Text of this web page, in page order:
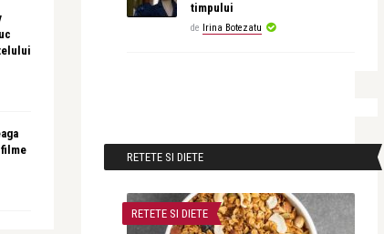
timpului
de Irina Botezatu
RETETE SI DIETE
RETETE SI DIETE